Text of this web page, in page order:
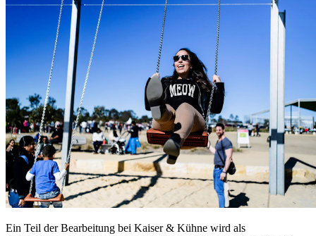
Ein Teil der Bearbeitung bei Kaiser & Kühne wird als